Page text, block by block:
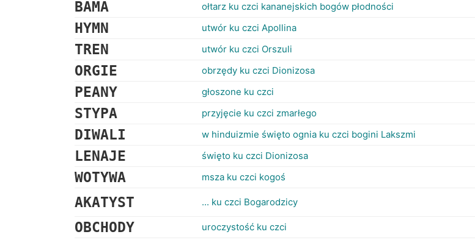
BAMA ołtarz ku czci kananejskich bogów płodności
HYMN utwór ku czci Apollina
TREN utwór ku czci Orszuli
ORGIE obrzędy ku czci Dionizosa
PEANY głoszone ku czci
STYPA przyjęcie ku czci zmarłego
DIWALI w hinduizmie święto ognia ku czci bogini Lakszmi
LENAJE święto ku czci Dionizosa
WOTYWA msza ku czci kogoś
AKATYST ... ku czci Bogarodzicy
OBCHODY uroczystość ku czci